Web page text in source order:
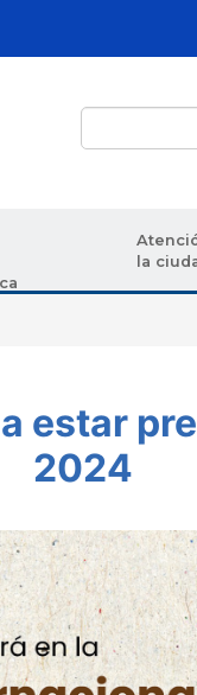
la
a la
estar
2024